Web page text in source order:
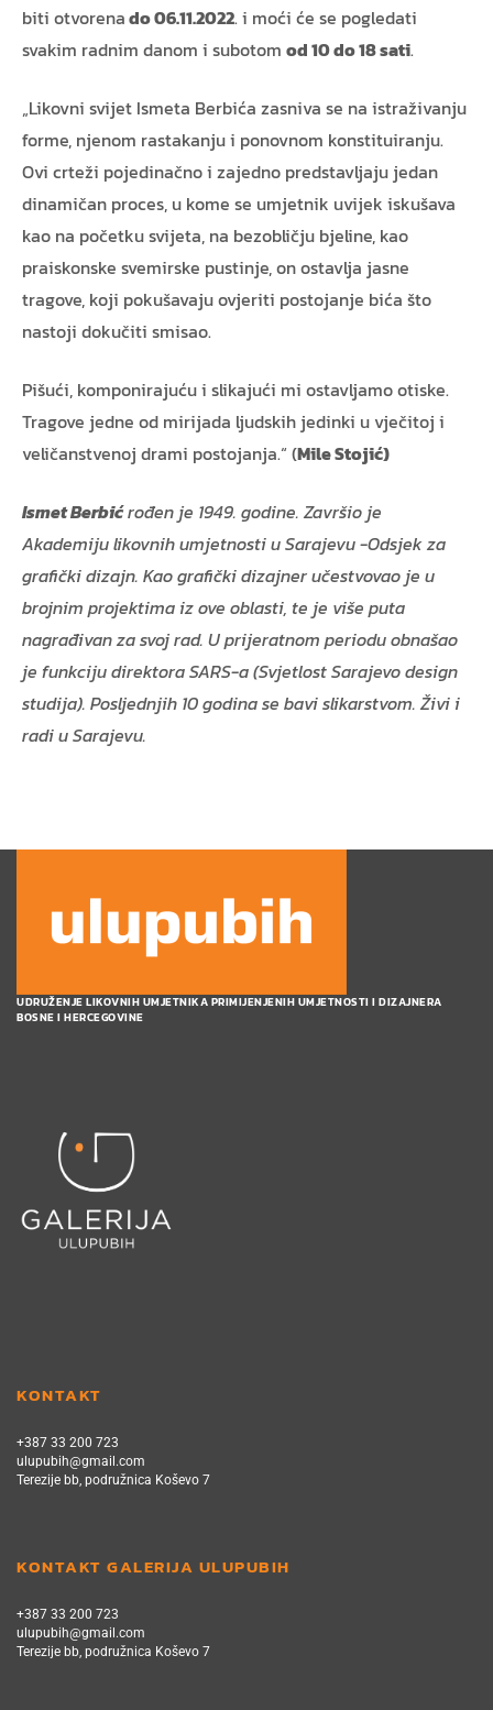
biti otvorenado 06.11.2022. i moći će se pogledati
svakim radnim danom i subotom od 10 do 18 sati.
„Likovni svijet Ismeta Berbića zasniva se na istraživanju
forme, njenom rastakanju i ponovnom konstituiranju.
Ovi crteži pojedinačno i zajedno predstavljaju jedan
dinamičan proces, u kome se umjetnik uvijek iskušava
kao na početku svijeta, na bezobličju bjeline, kao
praiskonske svemirske pustinje, on ostavlja jasne
tragove, koji pokušavaju ovjeriti postojanje bića što
nastoji dokučiti smisao.
Pišući, komponirajuću i slikajući mi ostavljamo otiske.
Tragove jedne od mirijada ljudskih jedinki u vječitoj i
veličanstvenoj drami postojanja.“ (Mile Stojić)
Ismet Berbićrođen je 1949. godine. Završio je
Akademiju likovnih umjetnosti u Sarajevu -Odsjek za
grafički dizajn. Kao grafički dizajner učestvovao je u
brojnim projektima iz ove oblasti, te je više puta
nagrađivan za svoj rad. U prijeratnom periodu obnašao
je funkciju direktora SARS-a (Svjetlost Sarajevo design
studija). Posljednjih 10 godina se bavi slikarstvom. Živi i
radi u Sarajevu.
UDRUŽENJE LIKOVNIH UMJETNIKA PRIMIJENJENIH UMJETNOSTI I DIZAJNERA
BOSNE I HERCEGOVINE
KONTAKT
+387 33 200 723
ulupubih@gmail.com
Terezije bb, podružnica Koševo 7
KONTAKT GALERIJA ULUPUBIH
+387 33 200 723
ulupubih@gmail.com
Terezije bb, podružnica Koševo 7